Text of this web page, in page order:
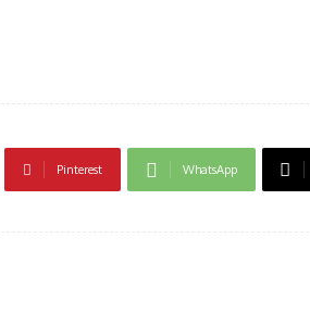
Pinterest WhatsApp